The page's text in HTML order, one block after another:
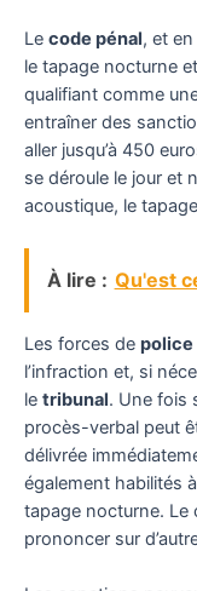
Le code pénal, et en
le tapage nocturne
qualifiant comme
entraîner des
aller jusqu’à 450
se déroule le jour et
acoustique, le
À lire : Qu'est
Les forces de police
l’infraction et, si
le tribunal. Une fois
procès-verbal peut
délivrée
également habilités
tapage nocturne. Le
prononcer sur